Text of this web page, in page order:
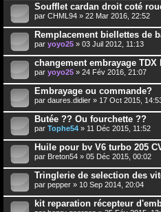
Soufflet cardan droit coté
par CHML94 » 22 Mar 2016, 22:52
Remplacement biellettes de
par yoyo25 » 03 Juil 2012, 11:13
changement embrayage TDX
par yoyo25 » 24 Fév 2016, 21:07
Embrayage ou commande?
par daures.didier » 17 Oct 2015,
Butée ?? Ou fourchette ??
par Tophe54 » 11 Déc 2015, 11:52
Huile pour bv V6 turbo 205
par Breton54 » 05 Déc 2015, 00:02
Tringlerie de selection des
par pepper » 10 Sep 2014, 20:04
kit reparation récepteur